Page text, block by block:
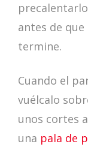
antes de
termine.
Cuando el
vuélcalo
unos cortes
una pala de